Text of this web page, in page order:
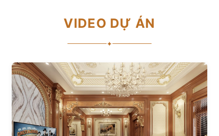
VIDEO DỰ ÁN
✦